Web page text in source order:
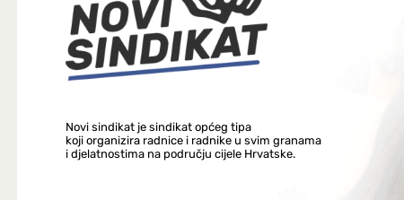
Novi sindikat je sindikat općeg tipa
koji organizira radnice i radnike u svim granama
i djelatnostima na području cijele Hrvatske.